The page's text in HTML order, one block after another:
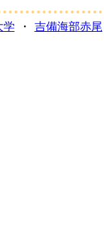
学 ・ 吉備海部赤尾